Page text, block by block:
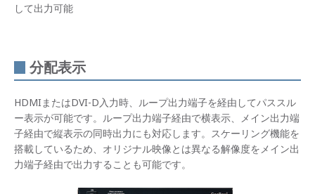
して出力可能
分配表示
HDMIまたはDVI-D入力時、ループ出力端子を経由してパススル
ー表示が可能です。ループ出力端子経由で横表示、メイン出力端
子経由で縦表示の同時出力にも対応します。スケーリング機能を
搭載しているため、オリジナル映像とは異なる解像度をメイン出
力端子経由で出力することも可能です。